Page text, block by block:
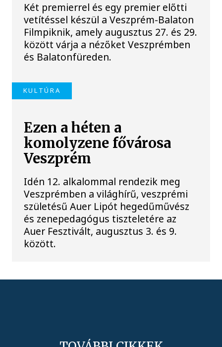
Két premierrel és egy premier előtti
vetítéssel készül a Veszprém-Balaton
Filmpiknik, amely augusztus 27. és 29.
között várja a nézőket Veszprémben
és Balatonfüreden.
KULTÚRA
Ezen a héten a
komolyzene fővárosa
Veszprém
Idén 12. alkalommal rendezik meg
Veszprémben a világhírű, veszprémi
születésű Auer Lipót hegedűművész
és zenepedagógus tiszteletére az
Auer Fesztivált, augusztus 3. és 9.
között.